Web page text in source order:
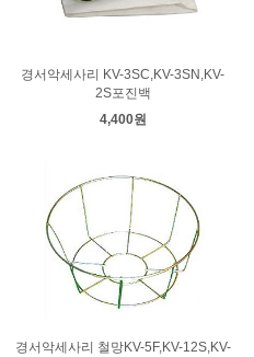
경서악세사리 KV-3SC,KV-3SN,KV-
2S포진백
4,400원
경서악세사리 철망KV-5F,KV-12S,KV-